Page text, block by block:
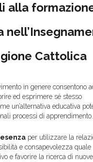
alla
Cattolica
in genere consentono
ed esprimere sé stesso
un’alternativa educativa
processi di apprendimento.
per utilizzare la
e consapevolezza quale
e favorire la ricerca di nuove